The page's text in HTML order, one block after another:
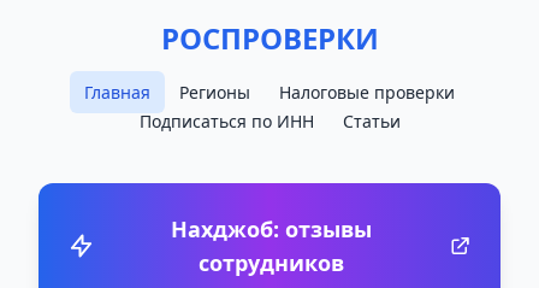
РОСПРОВЕРКИ
Главная Регионы
Налоговые проверки
Подписаться по ИНН
Статьи
Нахджоб: отзывы
сотрудников